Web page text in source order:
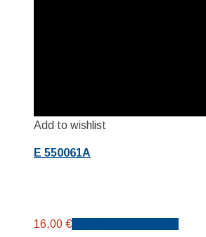
Add to wishlist
E 550061A
16,00 €